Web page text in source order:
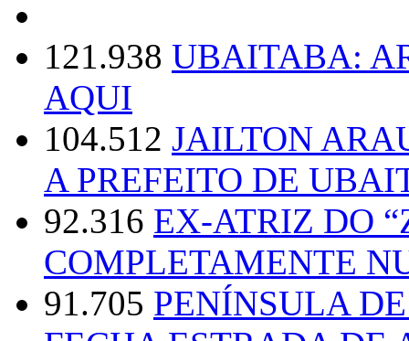
121.938 UBAITABA:
AQUI
104.512 JAILTON
A PREFEITO DE
92.316 EX-ATRIZ DO
COMPLETAMENTE
91.705 PENÍNSULA